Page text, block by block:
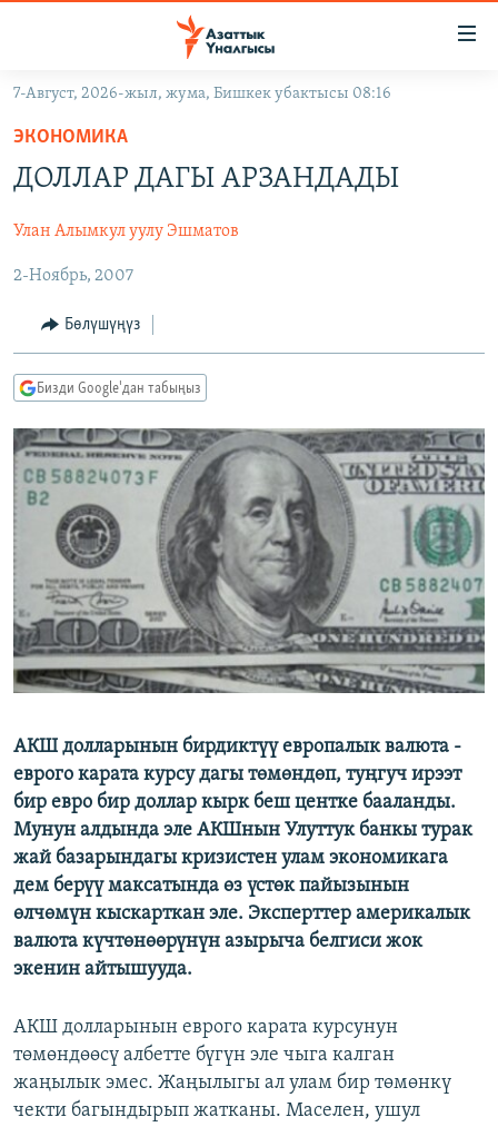
Навигацияга
өтүңүз
Издөөгө
салыңыз
САЯСАТ
ЭКОНОМИКА
МАДАНИЯТ
ДҮЙНӨ
ДҮЙНӨ
БОРБОР АЗИЯ
УКРАИНА
АТАЙЫН ИЛИКТӨӨ
ТВ ПРОГРАММАЛАР
БҮГҮН АЗАТТЫКТА
ЭКСПЕРТТЕР ТАЛДАЙТ
БИЗ ЖАНА ДҮЙНӨ
ДАНИСТЕ
ЭЖЕ-СИҢДИЛЕР
АЗАТТЫК+
ЫҢГАЙСЫЗ СУРООЛОР
ПОДКАСТ
ӨЗГӨЧӨ ПИКИР
Русский
ОНЛАЙН ШЕРИНЕ
ЭЕ/АРнун бардык сайттары
7-Август, 2026-жыл, жума, Бишкек убактысы 08:16
ЭКОНОМИКА
ДОЛЛАР ДАГЫ АРЗАНДАДЫ
Улан Алымкул уулу Эшматов
2-Ноябрь, 2007
Бөлүшүңүз
Бизди Google'дан табыңыз
АКШ долларынын бирдиктүү европалык валюта -
еврого карата курсу дагы төмөндөп, туңгуч ирээт
бир евро бир доллар кырк беш центке бааланды.
Мунун алдында эле АКШнын Улуттук банкы турак
жай базарындагы кризистен улам экономикага
дем берүү максатында өз үстөк пайызынын
өлчөмүн кыскарткан эле. Эксперттер америкалык
валюта күчтөнөөрүнүн азырыча белгиси жок
экенин айтышууда.
АКШ долларынын еврого карата курсунун
төмөндөөсү албетте бүгүн эле чыга калган
жаңылык эмес. Жаңылыгы ал улам бир төмөнкү
чекти багындырып жатканы. Маселен, ушул